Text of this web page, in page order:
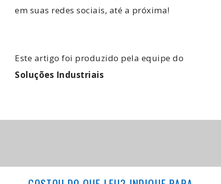
em suas redes sociais, até a próxima!
Este artigo foi produzido pela equipe do
Soluções Industriais